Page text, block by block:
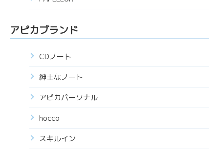
アピカブランド
CDノート
紳士なノート
アピカパーソナル
hocco
スキルイン